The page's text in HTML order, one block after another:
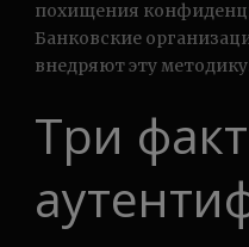
похищения
Банковские
внедряют эту
Три